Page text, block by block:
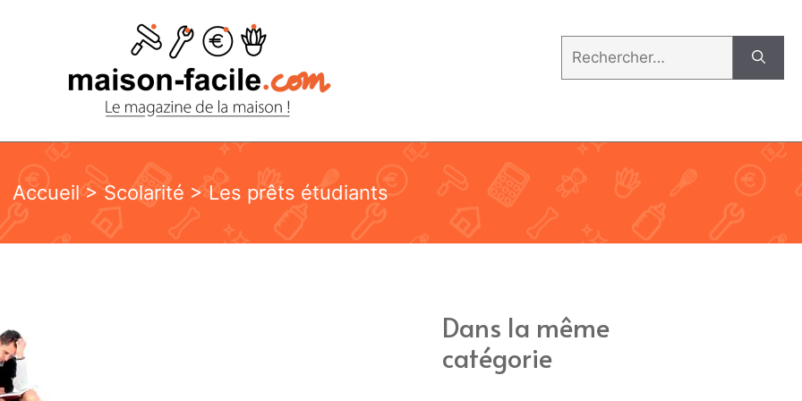
Accueil>Scolarité > Les prêts étudiants
Dans la même
catégorie